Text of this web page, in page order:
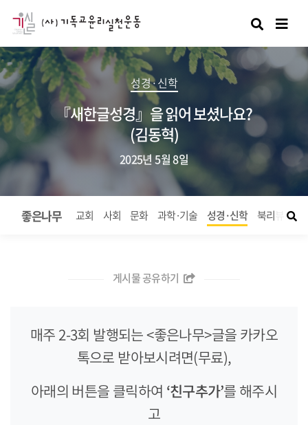
검색
성경·신학
『새한글성경』을 읽어 보셨나요?
(김동혁)
2025년 5월 8일
좋은나무 교회 사회 문화 과학·기술 성경·신학 북리뷰 좋
게시물 공유하기
매주 2-3회 발행되는 <좋은나무>글을 카카오
톡으로 받아보시려면(무료),
아래의 버튼을 클릭하여 ‘친구추가’를 해주시
고